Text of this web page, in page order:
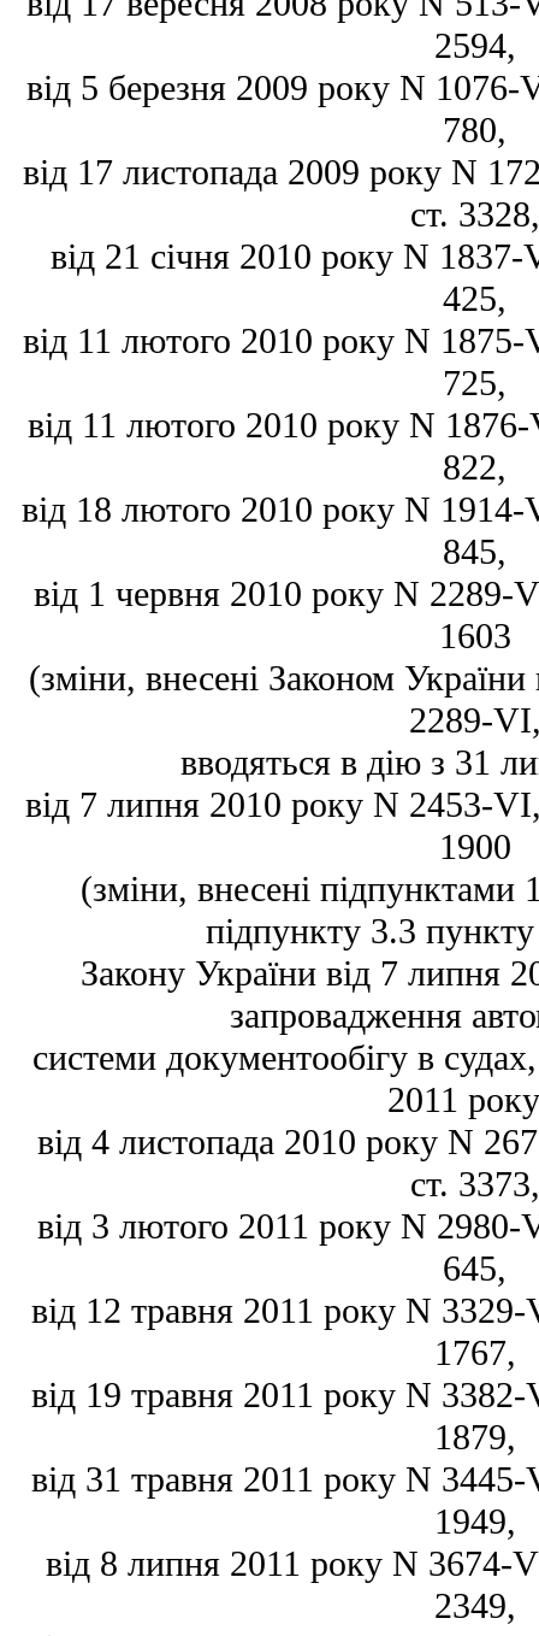
2594,
від 5 березня 2009 року N
780,
від 17 листопада 2009 року N
ст. 3328,
від 21 січня 2010 року N
425,
від 11 лютого 2010 року N
725,
від 11 лютого 2010 року N
822,
від 18 лютого 2010 року N
845,
від 1 червня 2010 року N
1603
(зміни, внесені Законом
2289-
вводяться в дію з 31
від 7 липня 2010 року N 2453-
1900
(зміни, внесені
підпункту 3.3
Закону України від 7 липня
запровадження
системи документообігу в
2011
від 4 листопада 2010 року N
ст. 3373,
від 3 лютого 2011 року N
645,
від 12 травня 2011 року N
1767,
від 19 травня 2011 року N
1879,
від 31 травня 2011 року N
1949,
від 8 липня 2011 року N
2349,